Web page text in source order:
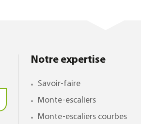
Notre expertise
Savoir-faire
Monte-escaliers
Monte-escaliers courbes